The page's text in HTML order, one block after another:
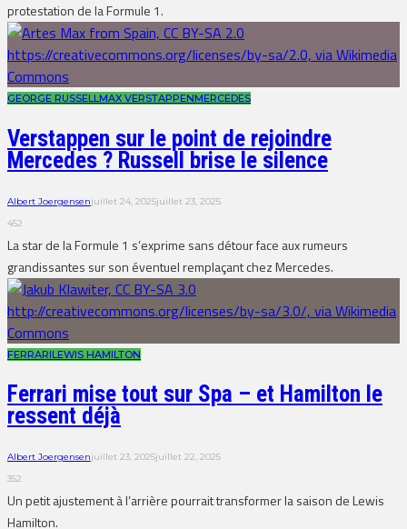
protestation de la Formule 1.
GEORGE RUSSELLMAX VERSTAPPENMERCEDES
Verstappen sur le point de rejoindre
Mercedes ? Russell brise le silence
Albert Joergensenjuillet 24, 2025juillet 23, 2025
452
La star de la Formule 1 s’exprime sans détour face aux rumeurs
grandissantes sur son éventuel remplaçant chez Mercedes.
FERRARILEWIS HAMILTON
Ferrari mise tout sur Spa – et Hamilton le
ressent déjà
Albert Joergensenjuillet 23, 2025juillet 22, 2025
352
Un petit ajustement à l’arrière pourrait transformer la saison de Lewis
Hamilton.